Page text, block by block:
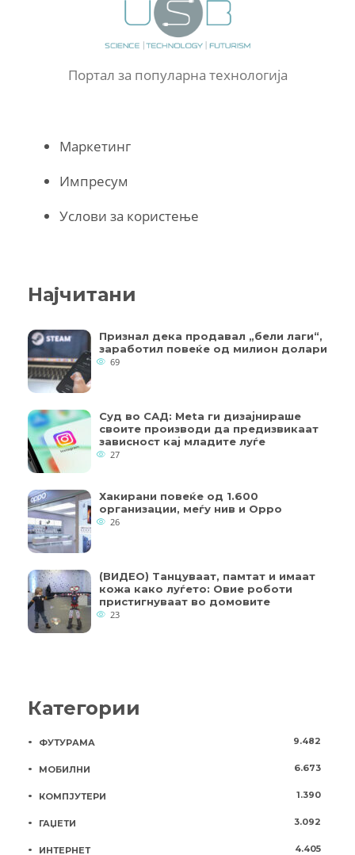
Портал за популарна технологија
Маркетинг
Импресум
Услови за користење
Најчитани
Признал дека продавал „бели лаги“,
заработил повеќе од милион долари
69
Суд во САД: Meta ги дизајнираше
своите производи да предизвикаат
зависност кај младите луѓе
27
Хакирани повеќе од 1.600
организации, меѓу нив и Oppo
26
(ВИДЕО) Танцуваат, памтат и имаат
кожа како луѓето: Овие роботи
пристигнуваат во домовите
23
Категории
ФУТУРАМА 9.482
МОБИЛНИ 6.673
КОМПЈУТЕРИ 1.390
ГАЏЕТИ 3.092
ИНТЕРНЕТ 4.405